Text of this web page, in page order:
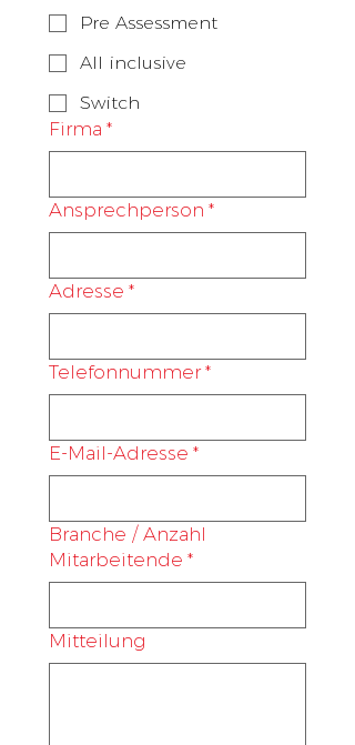
Pre Assessment
All inclusive
Switch
Firma *
Ansprechperson *
Adresse *
Telefonnummer *
E-Mail-Adresse *
Branche / Anzahl
Mitarbeitende *
Mitteilung